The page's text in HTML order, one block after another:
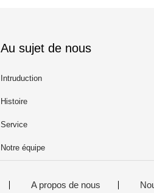
Au sujet de nous
Intruduction
Histoire
Service
Notre équipe
A propos de nous